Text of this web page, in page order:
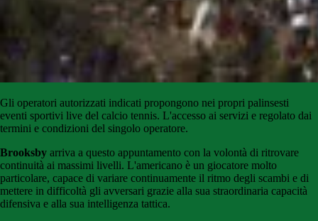
Gli operatori autorizzati indicati propongono nei propri palinsesti
eventi sportivi live del calcio tennis. L'accesso ai servizi e regolato dai
termini e condizioni del singolo operatore.
Brooksby arriva a questo appuntamento con la volontà di ritrovare
continuità ai massimi livelli. L'americano è un giocatore molto
particolare, capace di variare continuamente il ritmo degli scambi e di
mettere in difficoltà gli avversari grazie alla sua straordinaria capacità
difensiva e alla sua intelligenza tattica.